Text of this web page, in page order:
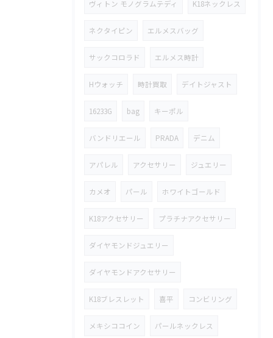
ヴィトン モノグラムテディ K18ネックレス
ネクタイピン エルメスバッグ
サックコロラド エルメス時計
Hウォッチ 時計買取 デイトジャスト
16233G bag キーポル
バンドリエール PRADA デニム
アパレル アクセサリー ジュエリー
カメオ パール ホワイトゴールド
K18アクセサリー プラチナアクセサリー
ダイヤモンドジュエリー
ダイヤモンドアクセサリー
K18ブレスレット 喜平 コンビリング
メキシココイン パールネックレス